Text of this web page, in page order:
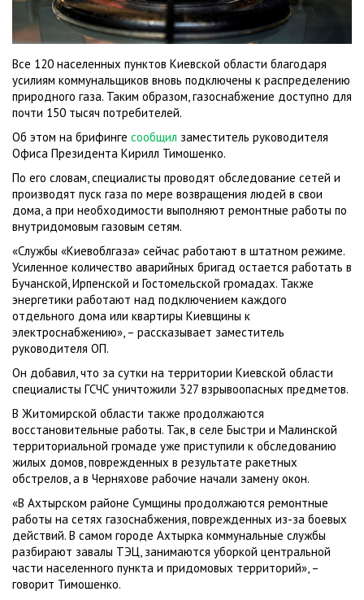
Все 120 населенных пунктов Киевской области благодаря
усилиям коммунальщиков вновь подключены к распределению
природного газа. Таким образом, газоснабжение доступно для
почти 150 тысяч потребителей.
Об этом на брифинге сообщил заместитель руководителя
Офиса Президента Кирилл Тимошенко.
По его словам, специалисты проводят обследование сетей и
производят пуск газа по мере возвращения людей в свои
дома, а при необходимости выполняют ремонтные работы по
внутридомовым газовым сетям.
«Службы «Киевоблгаза» сейчас работают в штатном режиме.
Усиленное количество аварийных бригад остается работать в
Бучанской, Ирпенской и Гостомельской громадах. Также
энергетики работают над подключением каждого
отдельного дома или квартиры Киевщины к
электроснабжению», – рассказывает заместитель
руководителя ОП.
Он добавил, что за сутки на территории Киевской области
специалисты ГСЧС уничтожили 327 взрывоопасных предметов.
В Житомирской области также продолжаются
восстановительные работы. Так, в селе Быстри и Малинской
территориальной громаде уже приступили к обследованию
жилых домов, поврежденных в результате ракетных
обстрелов, а в Черняхове рабочие начали замену окон.
«В Ахтырском районе Сумщины продолжаются ремонтные
работы на сетях газоснабжения, поврежденных из-за боевых
действий. В самом городе Ахтырка коммунальные службы
разбирают завалы ТЭЦ, занимаются уборкой центральной
части населенного пункта и придомовых территорий», –
говорит Тимошенко.